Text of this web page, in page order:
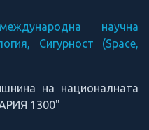
научна
Сигурност (Space,
на националната
1300"